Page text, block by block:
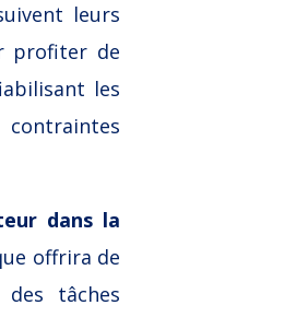
leurs
profiter de
les
dans la
offrira de
tâches